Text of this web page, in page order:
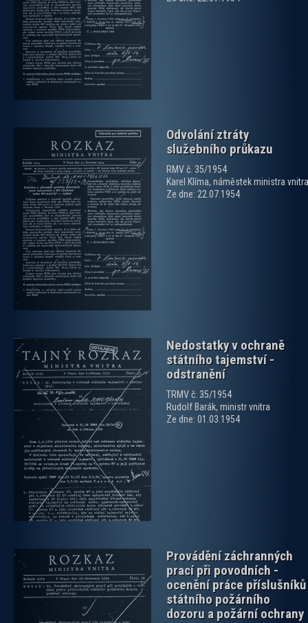
Odvolání ztráty
služebního průkazu
RMV č. 35/1954
Karel Klíma, náměstek ministra vnitra
Ze dne: 22.07.1954
zobrazit PDF dokument
Nedostatky v ochraně
státního tajemství -
odstranění
TRMV č. 35/1954
Rudolf Barák, ministr vnitra
Ze dne: 01.03.1954
zobrazit PDF dokument
Provádění záchranných
prací při povodních -
ocenění práce příslušníků
státního požárního
dozoru a požární ochrany
zobrazit PDF dokument